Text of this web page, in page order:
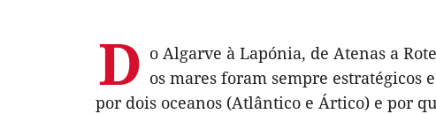
D o Algarve à Lapónia, de Atenas a
os mares foram sempre estratégicos
por dois oceanos (Atlântico e Ártico) e por